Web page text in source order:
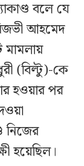
বলে যে
আহমেদ
(বিল্টু)-কে
হওয়ার পর
নিজের
হয়েছিল।